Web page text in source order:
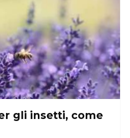
gli insetti, come